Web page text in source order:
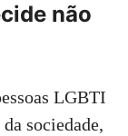
não
LGBTI
sociedade,